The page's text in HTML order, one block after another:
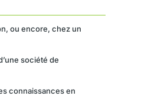
ou encore, chez un
société de
connaissances en